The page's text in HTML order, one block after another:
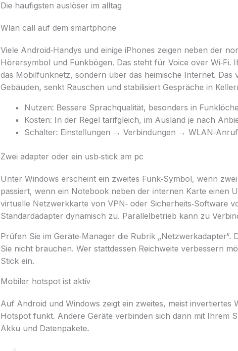
Die häufigsten auslöser im alltag
Wlan call auf dem smartphone
Viele Android‑Handys und einige iPhones zeigen neben der
Hörersymbol und Funkbögen. Das steht für Voice over
das Mobilfunknetz, sondern über das heimische Internet. Das
Gebäuden, senkt Rauschen und stabilisiert Gespräche in
Nutzen: Bessere Sprachqualität, besonders in
Kosten: In der Regel tarifgleich, im Ausland je nach
Schalter: Einstellungen → Verbindungen →
Zwei adapter oder ein usb‑stick am pc
Unter Windows erscheint ein zweites Funk‑Symbol, wenn
passiert, wenn ein Notebook neben der internen Karte einen
virtuelle Netzwerkkarte von VPN‑ oder Sicherheits‑Software
Standardadapter dynamisch zu. Parallelbetrieb kann zu
Prüfen Sie im Geräte‑Manager die Rubrik „Netzwerkadapter“.
Sie nicht brauchen. Wer stattdessen Reichweite verbessern
Stick ein.
Mobiler hotspot ist aktiv
Auf Android und Windows zeigt ein zweites, meist invertiertes
Hotspot funkt. Andere Geräte verbinden sich dann mit Ihrem
Akku und Datenpakete.